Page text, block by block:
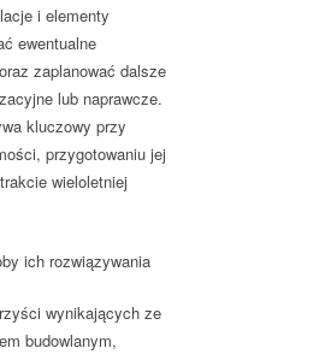
i elementy
ewentualne
zaplanować dalsze
lub naprawcze.
kluczowy przy
przygotowaniu jej
wieloletniej
ich rozwiązywania
wynikających ze
budowlanym,